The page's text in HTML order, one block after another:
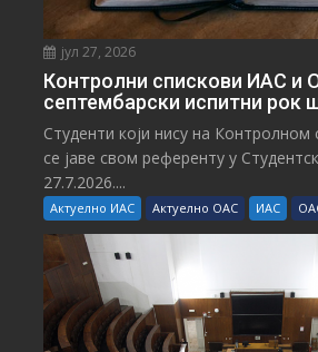
јул 27, 2026
Контролни спискови ИАС и
септембарски испитни рок
Студенти који нису на Контролном
се јаве свом референту у
27.7.2026....
Актуелно ИАС Актуелно ОАС ИАС